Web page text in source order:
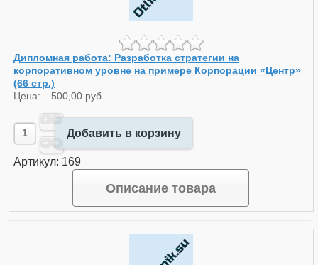
Дипломная работа: Разработка стратегии на
корпоративном уровне на примере Корпорации «Центр»
(66 стр.)
Цена: 500,00 руб
Добавить в корзину
Артикул: 169
Описание товара